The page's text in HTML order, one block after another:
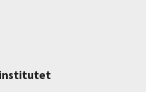
institutet